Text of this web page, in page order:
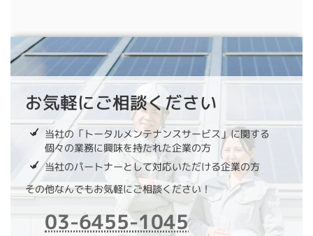
お気軽にご相談ください
当社の「トータルメンテナンスサービス」に関する
個々の業務に興味を持たれた企業の方
当社のパートナーとして対応いただける企業の方
その他なんでもお気軽にご相談ください！
03-6455-1045